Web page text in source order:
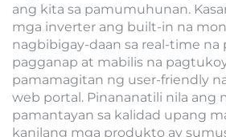
ang kita sa pamumuhunan.
mga inverter ang built-in na
nagbibigay-daan sa real-time na
pagganap at mabilis na
pamamagitan ng user-friendly
web portal. Pinananatili nila ang
pamantayan sa kalidad upang
kanilang mga produkto ay